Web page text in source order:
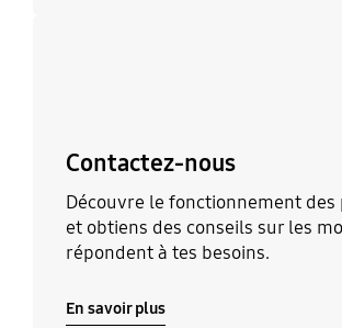
Contactez-nous
Découvre le fonctionnement
et obtiens des conseils sur les
répondent à tes besoins.
En savoir plus